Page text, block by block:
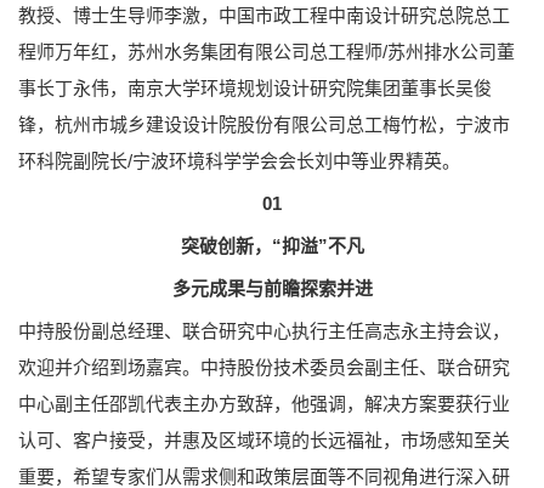
教授、博士生导师李激，中国市政工程中南设计研究总院总工
程师万年红，苏州水务集团有限公司总工程师/苏州排水公司董
事长丁永伟，南京大学环境规划设计研究院集团董事长吴俊
锋，杭州市城乡建设设计院股份有限公司总工梅竹松，宁波市
环科院副院长/宁波环境科学学会会长刘中等业界精英。
01
突破创新，“抑溢”不凡
多元成果与前瞻探索并进
中持股份副总经理、联合研究中心执行主任高志永主持会议，
欢迎并介绍到场嘉宾。中持股份技术委员会副主任、联合研究
中心副主任邵凯代表主办方致辞，他强调，解决方案要获行业
认可、客户接受，并惠及区域环境的长远福祉，市场感知至关
重要，希望专家们从需求侧和政策层面等不同视角进行深入研